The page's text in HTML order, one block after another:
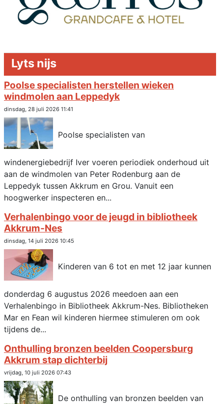
Lyts nijs
Poolse specialisten herstellen wieken
windmolen aan Leppedyk
dinsdag, 28 juli 2026 11:41
Poolse specialisten van
windenergiebedrijf Iver voeren periodiek onderhoud uit
aan de windmolen van Peter Rodenburg aan de
Leppedyk tussen Akkrum en Grou. Vanuit een
hoogwerker inspecteren en...
Verhalenbingo voor de jeugd in bibliotheek
Akkrum-Nes
dinsdag, 14 juli 2026 10:45
Kinderen van 6 tot en met 12 jaar kunnen
donderdag 6 augustus 2026 meedoen aan een
Verhalenbingo in Bibliotheek Akkrum-Nes. Bibliotheken
Mar en Fean wil kinderen hiermee stimuleren om ook
tijdens de...
Onthulling bronzen beelden Coopersburg
Akkrum stap dichterbij
vrijdag, 10 juli 2026 07:43
De onthulling van bronzen beelden van